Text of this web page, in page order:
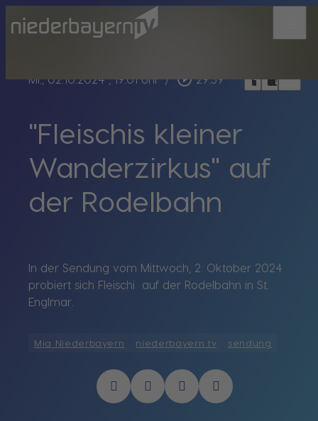
Mi., 02.10.2024, 19:01 Uhr / play_circle_outline 29:59 headphoneschrome_reader_modebookmark_border
"Fleischis kleiner
Wanderzirkus" auf
der Rodelbahn
In der Sendung vom Mittwoch, 2. Oktober 2024
probiert sich Fleischi auf der Rodelbahn in St.
Englmar.
Mia Niederbayern niederbayern tv sendung